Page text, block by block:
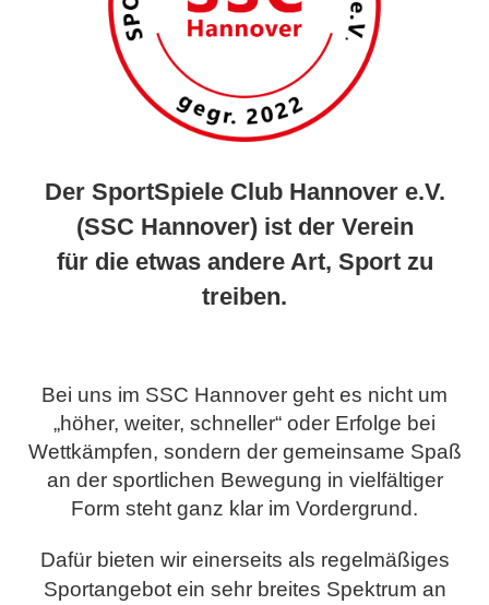
Der SportSpiele Club Hannover e.V.
(SSC Hannover) ist der Verein
für die etwas andere Art, Sport zu
treiben.
Bei uns im SSC Hannover geht es nicht um
„höher, weiter, schneller“ oder Erfolge bei
Wettkämpfen, sondern der gemeinsame Spaß
an der sportlichen Bewegung in vielfältiger
Form steht ganz klar im Vordergrund.
Dafür bieten wir einerseits als regelmäßiges
Sportangebot ein sehr breites Spektrum an